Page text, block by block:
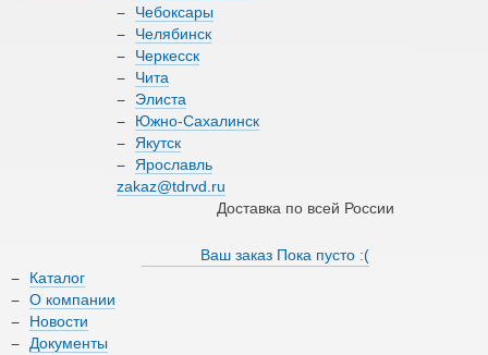
О компании
Документы
Тендер
Вакансии
Чебоксары
Челябинск
Черкесск
Чита
Элиста
Южно-Сахалинск
Якутск
Ярославль
zakaz@tdrvd.ru
Доставка по всей России
Ваш заказ Пока пусто :(
Каталог
О компании
Новости
Документы